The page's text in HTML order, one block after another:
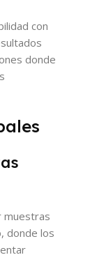
con
donde
muestras
donde los